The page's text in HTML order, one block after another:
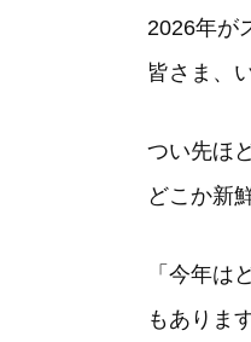
2026年が
皆さま、
つい先ほ
どこか新
「今年
もあります